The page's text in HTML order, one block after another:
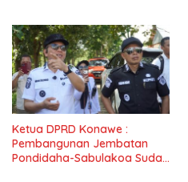
Ketua DPRD Konawe :
Pembangunan Jembatan
Pondidaha-Sabulakoa Sudah